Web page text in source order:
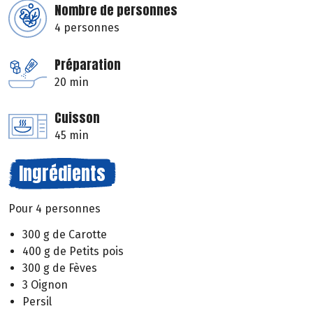
Nombre de personnes
4 personnes
Préparation
20 min
Cuisson
45 min
Ingrédients
Pour 4 personnes
300 g de Carotte
400 g de Petits pois
300 g de Fèves
3 Oignon
Persil